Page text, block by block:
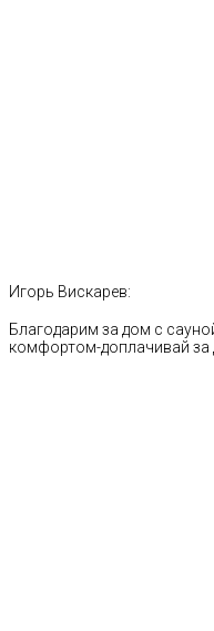
Игорь Вискарев:
Благодарим за дом с
комфортом-доплачивай за